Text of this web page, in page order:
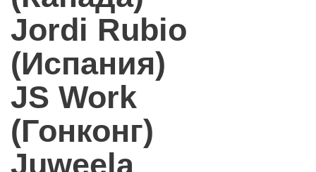
Jordi Rubio
(Испания)
JS Work
(Гонконг)
Juweela